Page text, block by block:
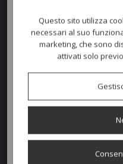
Colori disponibili
Altezza:75cm
Questo sito utilizza
necessari al suo
marketing, che sono
attivati solo